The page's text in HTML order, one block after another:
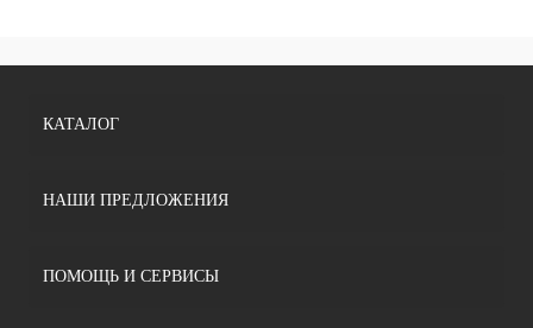
КАТАЛОГ
НАШИ ПРЕДЛОЖЕНИЯ
ПОМОЩЬ И СЕРВИСЫ